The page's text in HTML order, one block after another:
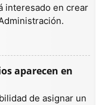
interesado en crear
aparecen en
de asignar un